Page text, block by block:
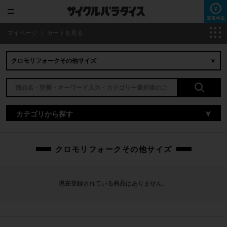
マイページ カートを見る
カテゴリから探す
クロモリフォークその他サイズ
現在登録されている商品はありません。